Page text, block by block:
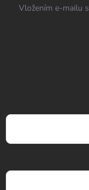
Vložením e-mailu